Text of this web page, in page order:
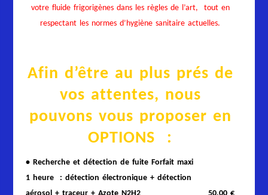
votre fluide frigorigènes dans les règles de l’art, tout en
respectant les normes d’hygiène sanitaire actuelles.
Afin d’être au plus prés de
vos attentes, nous
pouvons vous proposer en
OPTIONS :
• Recherche et détection de fuite Forfait maxi
1 heure : détection électronique + détection